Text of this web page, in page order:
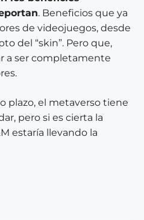
. Beneficios que ya
de videojuegos, desde
del “skin”. Pero que,
a ser completamente
plazo, el metaverso tiene
pero si es cierta la
estaría llevando la